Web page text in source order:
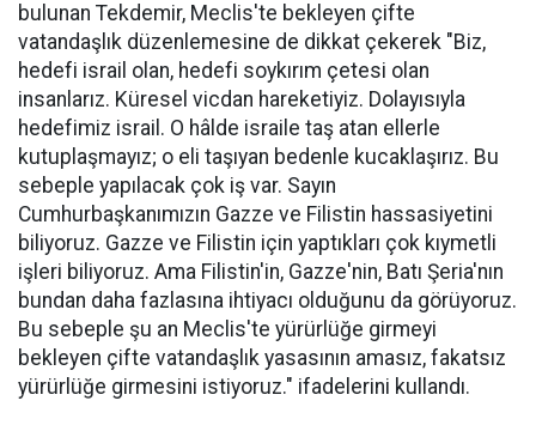
bulunan Tekdemir, Meclis'te bekleyen çifte
vatandaşlık düzenlemesine de dikkat çekerek "Biz,
hedefi israil olan, hedefi soykırım çetesi olan
insanlarız. Küresel vicdan hareketiyiz. Dolayısıyla
hedefimiz israil. O hâlde israile taş atan ellerle
kutuplaşmayız; o eli taşıyan bedenle kucaklaşırız. Bu
sebeple yapılacak çok iş var. Sayın
Cumhurbaşkanımızın Gazze ve Filistin hassasiyetini
biliyoruz. Gazze ve Filistin için yaptıkları çok kıymetli
işleri biliyoruz. Ama Filistin'in, Gazze'nin, Batı Şeria'nın
bundan daha fazlasına ihtiyacı olduğunu da görüyoruz.
Bu sebeple şu an Meclis'te yürürlüğe girmeyi
bekleyen çifte vatandaşlık yasasının amasız, fakatsız
yürürlüğe girmesini istiyoruz." ifadelerini kullandı.